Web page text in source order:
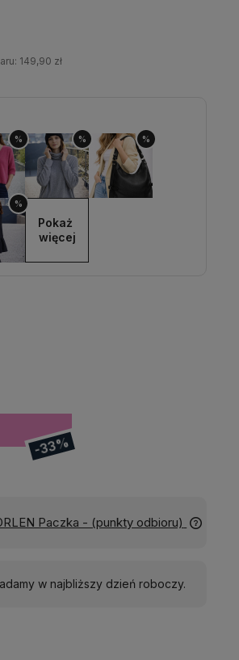
149,90 zł
% % %
%
Pokaż
więcej
-33%
Ciebie w: 24 godziny
w najbliższy dzień roboczy.